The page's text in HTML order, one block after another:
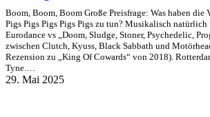
Boom, Boom, Boom Große Preisfrage: Was haben die
Pigs Pigs Pigs Pigs Pigs zu tun? Musikalisch
Eurodance vs „Doom, Sludge, Stoner, Psychedelic,
zwischen Clutch, Kyuss, Black Sabbath und
Rezension zu „King Of Cowards“ von 2018).
Tyne.…
29. Mai 2025